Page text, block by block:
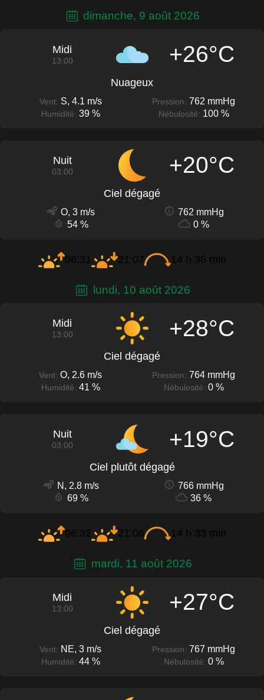
dimanche, 9 août 2026
Midi
13:00 +26°C
Nuageux
Vent: S, 4.1 m/s Pression: 762 mmHg
Humidité: 39 % Nébulosité: 100 %
Nuit
03:00 +20°C
Ciel dégagé
O, 3 m/s
762 mmHg
54 %
0 %
06:31 21:07 14 h 36 min
lundi, 10 août 2026
Midi
13:00 +28°C
Ciel dégagé
Vent: O, 2.6 m/s Pression: 764 mmHg
Humidité: 41 % Nébulosité: 0 %
Nuit
03:00 +19°C
Ciel plutôt dégagé
N, 2.8 m/s
766 mmHg
69 %
36 %
06:32 21:06 14 h 33 min
mardi, 11 août 2026
Midi
13:00 +27°C
Ciel dégagé
Vent: NE, 3 m/s Pression: 767 mmHg
Humidité: 44 % Nébulosité: 0 %